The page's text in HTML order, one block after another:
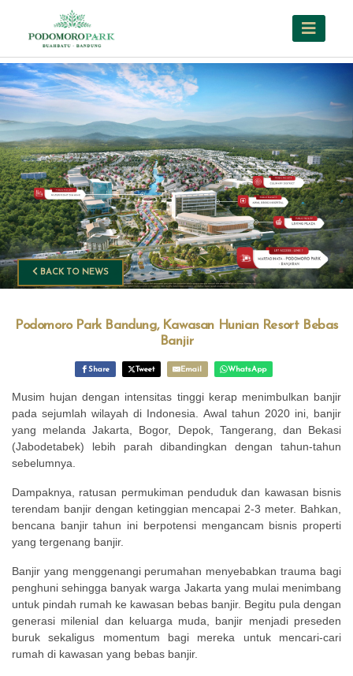
BACK TO NEWS
Podomoro Park Bandung, Kawasan Hunian Resort Bebas
Banjir
Share Tweet Email WhatsApp
Musim hujan dengan intensitas tinggi kerap menimbulkan banjir
pada sejumlah wilayah di Indonesia. Awal tahun 2020 ini, banjir
yang melanda Jakarta, Bogor, Depok, Tangerang, dan Bekasi
(Jabodetabek) lebih parah dibandingkan dengan tahun-tahun
sebelumnya.
Dampaknya, ratusan permukiman penduduk dan kawasan bisnis
terendam banjir dengan ketinggian mencapai 2-3 meter. Bahkan,
bencana banjir tahun ini berpotensi mengancam bisnis properti
yang tergenang banjir.
Banjir yang menggenangi perumahan menyebabkan trauma bagi
penghuni sehingga banyak warga Jakarta yang mulai menimbang
untuk pindah rumah ke kawasan bebas banjir. Begitu pula dengan
generasi milenial dan keluarga muda, banjir menjadi preseden
buruk sekaligus momentum bagi mereka untuk mencari-cari
rumah di kawasan yang bebas banjir.